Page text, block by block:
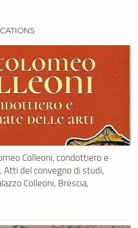
Colleoni, condottiero e
Atti del convegno di studi,
Colleoni, Brescia,